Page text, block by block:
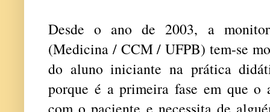
Desde o ano de 2003, a
(Medicina / CCM / UFPB) tem-se
do aluno iniciante na prática
porque é a primeira fase em que